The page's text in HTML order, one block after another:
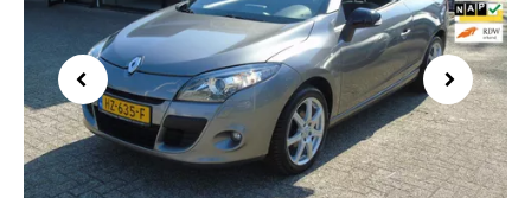
Previous Next